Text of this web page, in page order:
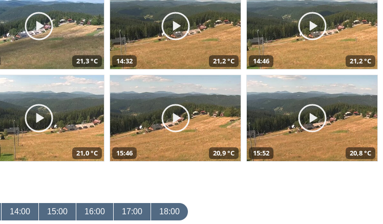
21,3 °C 14:32 21,2 °C 14:46 21,2 °C
21,0 °C 15:46 20,9 °C 15:52 20,8 °C
14:00 15:00 16:00 17:00 18:00